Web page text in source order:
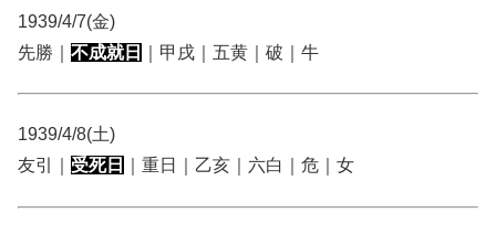
1939/4/7(金)
先勝｜ 不成就日 ｜甲戌｜五黄｜破｜牛
1939/4/8(土)
友引｜ 受死日 ｜重日｜乙亥｜六白｜危｜女